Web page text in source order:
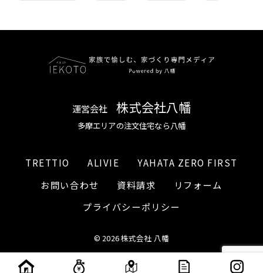
運営会社 株式会社八幡
多摩エリアの注文住宅なら八幡
TRETTIO ALIVIE
YAHATA ZERO FIRST
お問い合わせ
資料請求
リフォーム
プライバシーポリシー
© 2026 株式会社 八幡